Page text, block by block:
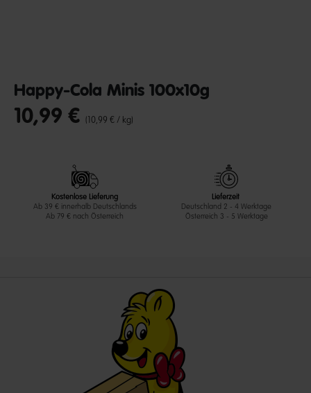
Happy-Cola Minis 100x10g
undefined out of 5 Customer Rating
10,99 € (10,99 € / kg)
Kostenlose Lieferung
Ab 39 € innerhalb Deutschlands
Ab 79 € nach Österreich
Lieferzeit
Deutschland 2 - 4 Werktage
Österreich 3 - 5 Werktage